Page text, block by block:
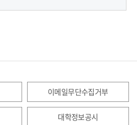
이메일무단수집거부
대학정보공시